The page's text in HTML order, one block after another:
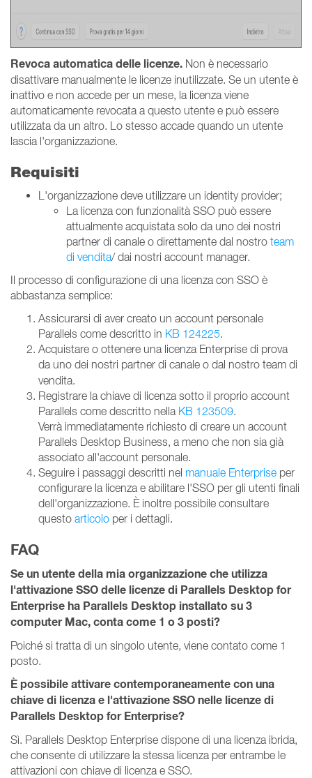
Revoca automatica delle licenze. Non è necessario
disattivare manualmente le licenze inutilizzate. Se un utente è
inattivo e non accede per un mese, la licenza viene
automaticamente revocata a questo utente e può essere
utilizzata da un altro. Lo stesso accade quando un utente
lascia l'organizzazione.
Requisiti
L'organizzazione deve utilizzare un identity provider;
La licenza con funzionalità SSO può essere
attualmente acquistata solo da uno dei nostri
partner di canale o direttamente dal nostro team
di vendita/ dai nostri account manager.
Il processo di configurazione di una licenza con SSO è
abbastanza semplice:
Assicurarsi di aver creato un account personale
Parallels come descritto in KB 124225.
Acquistare o ottenere una licenza Enterprise di prova
da uno dei nostri partner di canale o dal nostro team di
vendita.
Registrare la chiave di licenza sotto il proprio account
Parallels come descritto nella KB 123509.
Verrà immediatamente richiesto di creare un account
Parallels Desktop Business, a meno che non sia già
associato all'account personale.
Seguire i passaggi descritti nel manuale Enterprise per
configurare la licenza e abilitare l'SSO per gli utenti finali
dell'organizzazione. È inoltre possibile consultare
questo articolo per i dettagli.
FAQ
Se un utente della mia organizzazione che utilizza
l'attivazione SSO delle licenze di Parallels Desktop for
Enterprise ha Parallels Desktop installato su 3
computer Mac, conta come 1 o 3 posti?
Poiché si tratta di un singolo utente, viene contato come 1
posto.
È possibile attivare contemporaneamente con una
chiave di licenza e l'attivazione SSO nelle licenze di
Parallels Desktop for Enterprise?
Sì. Parallels Desktop Enterprise dispone di una licenza ibrida,
che consente di utilizzare la stessa licenza per entrambe le
attivazioni con chiave di licenza e SSO.